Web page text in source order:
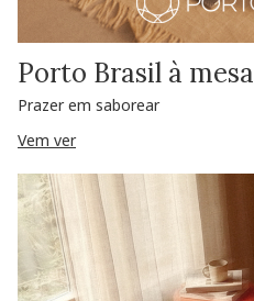
Porto Brasil à mesa
Prazer em saborear
Vem ver